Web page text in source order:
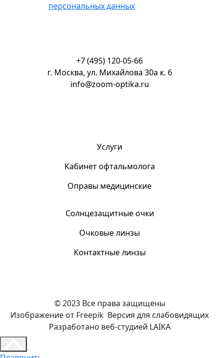
персональных данных
+7 (495) 120-05-66
г. Москва, ул. Михайлова 30а к. 6
info@zoom-optika.ru
Услуги
Кабинет офтальмолога
Оправы медицинские
Солнцезащитные очки
Очковые линзы
Контактные линзы
© 2023 Все права защищены
Изображение от Freepik Версия для слабовидящих
Разработано веб-студией LAIKA